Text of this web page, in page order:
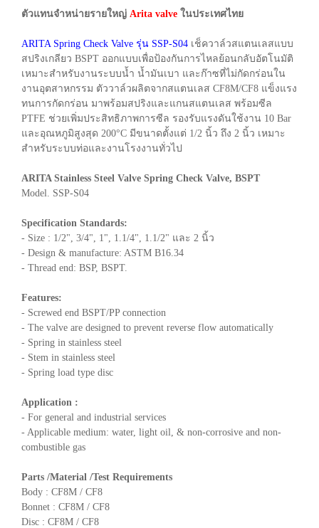
ตัวแทนจำหน่ายรายใหญ่ Arita valve ในประเทศไทย
ARITA Spring Check Valve รุ่น SSP-S04 เช็ควาล์วสแตนเลสแบบ
สปริงเกลียว BSPT ออกแบบเพื่อป้องกันการไหลย้อนกลับอัตโนมัติ
เหมาะสำหรับงานระบบน้ำ น้ำมันเบา และก๊าซที่ไม่กัดกร่อนใน
งานอุตสาหกรรม ตัววาล์วผลิตจากสแตนเลส CF8M/CF8 แข็งแรง
ทนการกัดกร่อน มาพร้อมสปริงและแกนสแตนเลส พร้อมซีล
PTFE ช่วยเพิ่มประสิทธิภาพการซีล รองรับแรงดันใช้งาน 10 Bar
และอุณหภูมิสูงสุด 200°C มีขนาดตั้งแต่ 1/2 นิ้ว ถึง 2 นิ้ว เหมาะ
สำหรับระบบท่อและงานโรงงานทั่วไป
ARITA Stainless Steel Valve Spring Check Valve, BSPT
Model. SSP-S04
Specification Standards:
- Size : 1/2", 3/4", 1", 1.1/4", 1.1/2" และ 2 นิ้ว
- Design & manufacture: ASTM B16.34
- Thread end: BSP, BSPT.
Features:
- Screwed end BSPT/PP connection
- The valve are designed to prevent reverse flow automatically
- Spring in stainless steel
- Stem in stainless steel
- Spring load type disc
Application :
- For general and industrial services
- Applicable medium: water, light oil, & non-corrosive and non-
combustible gas
Parts /Material /Test Requirements
Body : CF8M / CF8
Bonnet : CF8M / CF8
Disc : CF8M / CF8